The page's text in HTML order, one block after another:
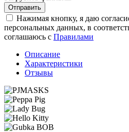
Отправить
Нажимая кнопку, я даю
персональных данных, в
соглашаюсь с Правилами
Описание
Характеристики
Отзывы